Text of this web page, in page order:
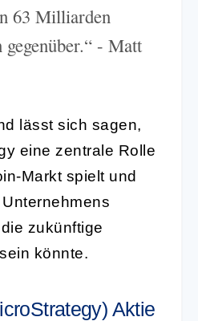
63 Milliarden
- Matt
lässt sich sagen,
eine zentrale Rolle
Markt spielt und
zukünftige
könnte.
Aktie